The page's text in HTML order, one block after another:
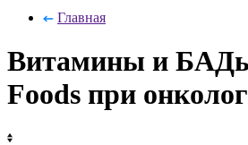
Главная
Витамины и
Foods при